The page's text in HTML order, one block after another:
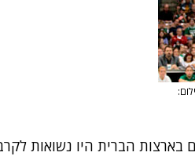
בארצות הברית היו נשואות